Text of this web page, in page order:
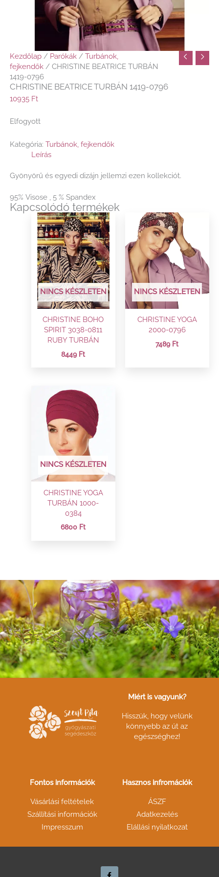
Kezdőlap / Parókák / Turbánok,
fejkendők / CHRISTINE BEATRICE TURBÁN
1419-0796
CHRISTINE BEATRICE TURBÁN 1419-0796
10935 Ft
Elfogyott
Kategória: Turbánok, fejkendők
Leírás
Gyönyörű és egyedi dizájn jellemzi ezen kollekciót.
95% Visose , 5 % Spandex
Kapcsolódó termékek
NINCS KÉSZLETEN
CHRISTINE BOHO
SPIRIT 3038-0811
RUBY TURBÁN
8449 Ft
NINCS KÉSZLETEN
CHRISTINE YOGA
2000-0796
7489 Ft
NINCS KÉSZLETEN
CHRISTINE YOGA
TURBÁN 1000-
0384
6800 Ft
Miért is vagyunk?
Hisszük, hogy velünk
könnyebb az út az
egészséghez!
Fontos információk
Vásárlási feltételek
Szállítási információk
Impresszum
Hasznos infromációk
ÁSZF
Adatkezelés
Elállási nyilatkozat
F
a